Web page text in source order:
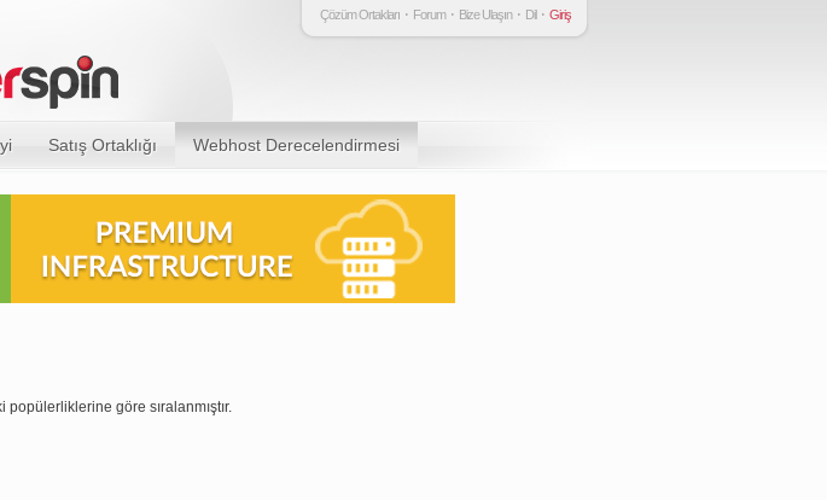
Çözüm Ortakları Forum Bize Ulaşın Dil Giriş
Satış Ortaklığı Webhost Derecelendirmesi
popülerliklerine göre sıralanmıştır.